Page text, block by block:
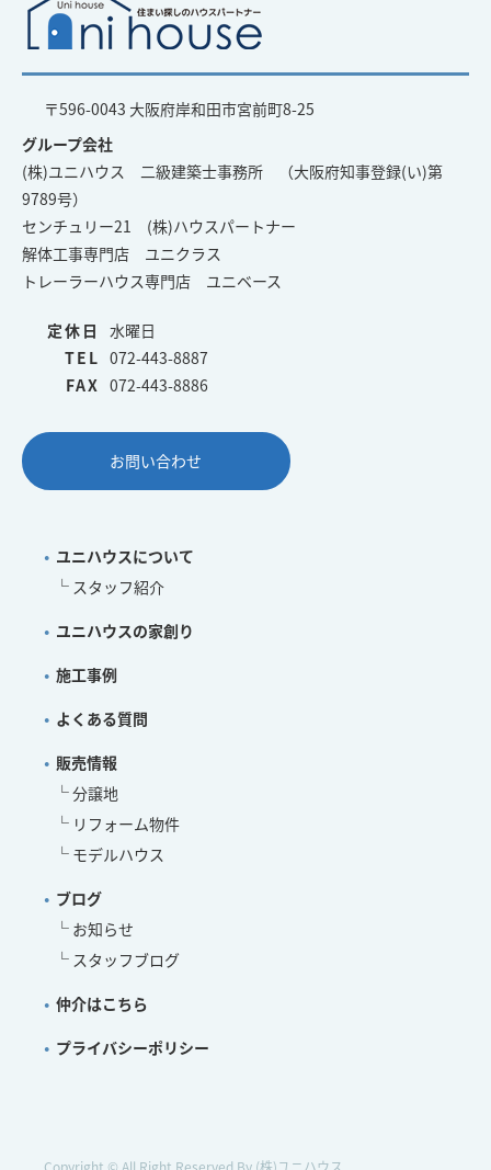
〒596-0043 大阪府岸和田市宮前町8-25
グループ会社
(株)ユニハウス 二級建築士事務所 （大阪府知事登録(い)第
9789号）
センチュリー21 (株)ハウスパートナー
解体工事専門店 ユニクラス
トレーラーハウス専門店 ユニベース
定休日
水曜日
TEL 072-443-8887
FAX 072-443-8886
お問い合わせ
ユニハウスについて
スタッフ紹介
ユニハウスの家創り
施工事例
よくある質問
販売情報
分譲地
リフォーム物件
モデルハウス
ブログ
お知らせ
スタッフブログ
仲介はこちら
プライバシーポリシー
Copyright © All Right Reserved By (株)ユニハウス